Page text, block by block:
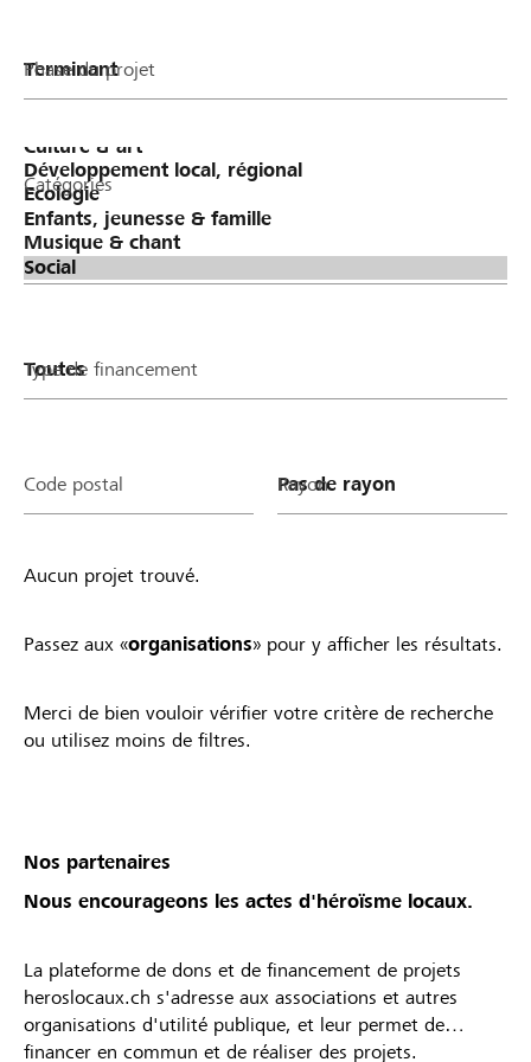
Phase du projet
Catégories
Type de financement
Code postal Rayon
Aucun projet trouvé.
Passez aux «organisations» pour y afficher les résultats.
Merci de bien vouloir vérifier votre critère de recherche
ou utilisez moins de filtres.
Nos partenaires
Nous encourageons les actes d'héroïsme locaux.
La plateforme de dons et de financement de projets
heroslocaux.ch s'adresse aux associations et autres
organisations d'utilité publique, et leur permet de
financer en commun et de réaliser des projets.